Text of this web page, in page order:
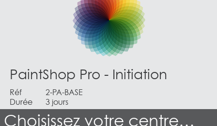
PaintShop Pro - Initiation
Réf
2-PA-BASE
Durée
3 jours
Choisissez votre centre…